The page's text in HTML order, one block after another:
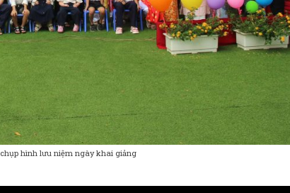
hình lưu niệm ngày khai giảng